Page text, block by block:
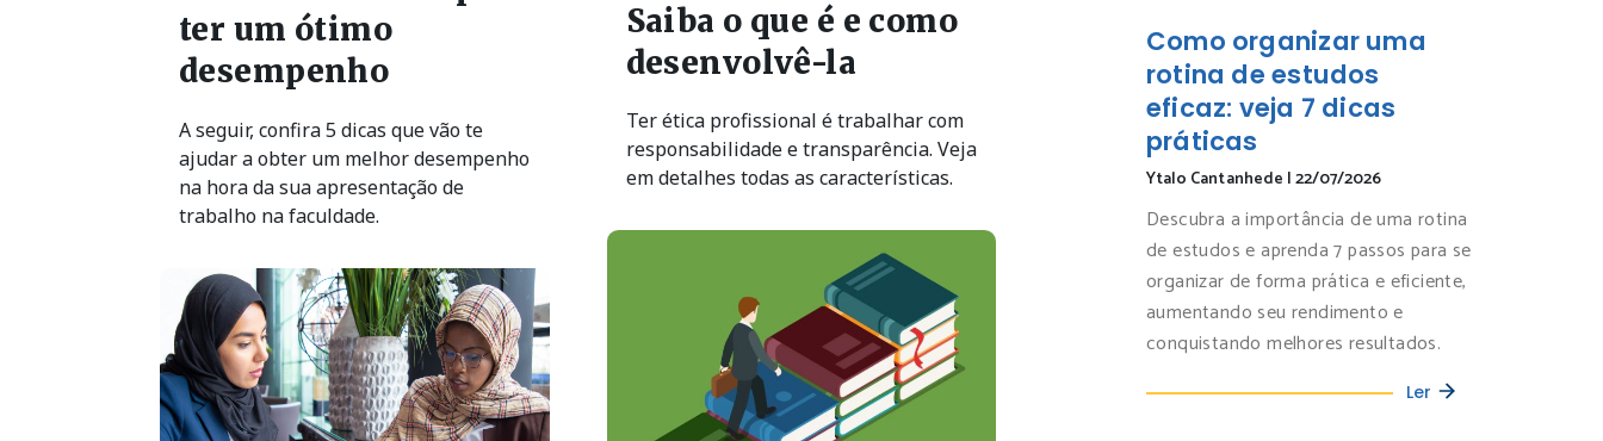
ter um ótimo
desempenho
A seguir, confira 5 dicas que vão te
ajudar a obter um melhor desempenho
na hora da sua apresentação de
trabalho na faculdade.
Saiba o que é e como
desenvolvê-la
Ter ética profissional é trabalhar com
responsabilidade e transparência. Veja
em detalhes todas as características.
Como organizar uma
rotina de estudos
eficaz: veja 7 dicas
práticas
Ytalo Cantanhede |22/07/2026
Descubra a importância de uma rotina
de estudos e aprenda 7 passos para se
organizar de forma prática e eficiente,
aumentando seu rendimento e
conquistando melhores resultados.
Ler